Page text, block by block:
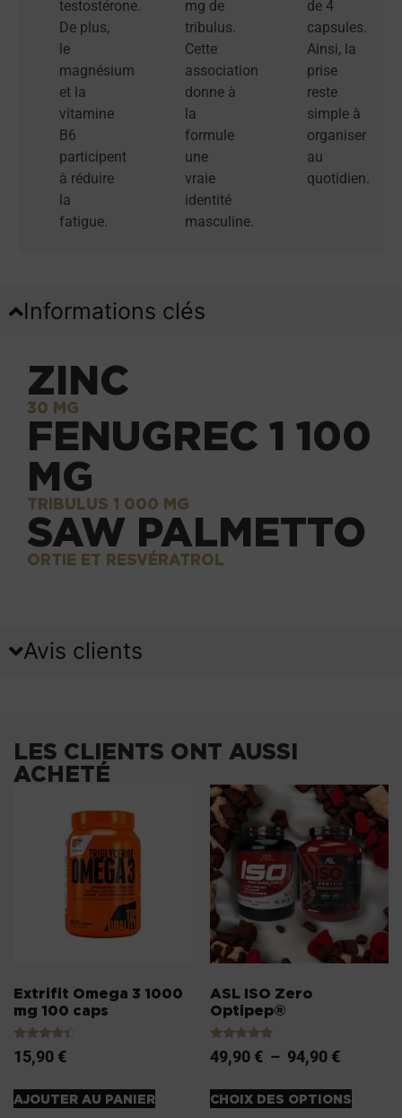
testostérone.
De plus,
le
magnésium
et la
vitamine
B6
participent
à réduire
la
fatigue.
mg de
tribulus.
Cette
association
donne à
la
formule
une
vraie
identité
masculine.
de 4
capsules.
Ainsi, la
prise
reste
simple à
organiser
au
quotidien.
Informations clés
ZINC
30 MG
FENUGREC 1 100
MG
TRIBULUS 1 000 MG
SAW PALMETTO
ORTIE ET RESVÉRATROL
Avis clients
LES CLIENTS ONT AUSSI
ACHETÉ
Extrifit Omega 3 1000
mg 100 caps
Note
4.20
15,90 €
AJOUTER AU PANIER
ASL ISO Zero
Optipep®
Note
5.00
49,90 € – 94,90 €
CHOIX DES OPTIONS